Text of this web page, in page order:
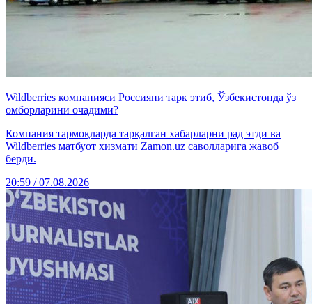
Wildberries компанияси Россияни тарк этиб, Ўзбекистонда ўз
омборларини очадими?
Компания тармоқларда тарқалган хабарларни рад этди ва
Wildberries матбуот хизмати Zamon.uz саволларига жавоб
берди.
20:59 / 07.08.2026